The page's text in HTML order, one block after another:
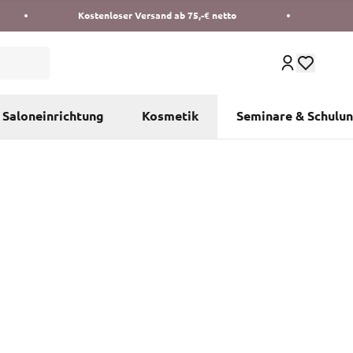
Kostenloser Versand ab 75,-€ netto
Saloneinrichtung Kosmetik Seminare &